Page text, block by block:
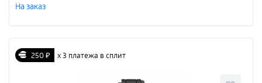
На заказ
250 ₽ х 3 платежа в сплит